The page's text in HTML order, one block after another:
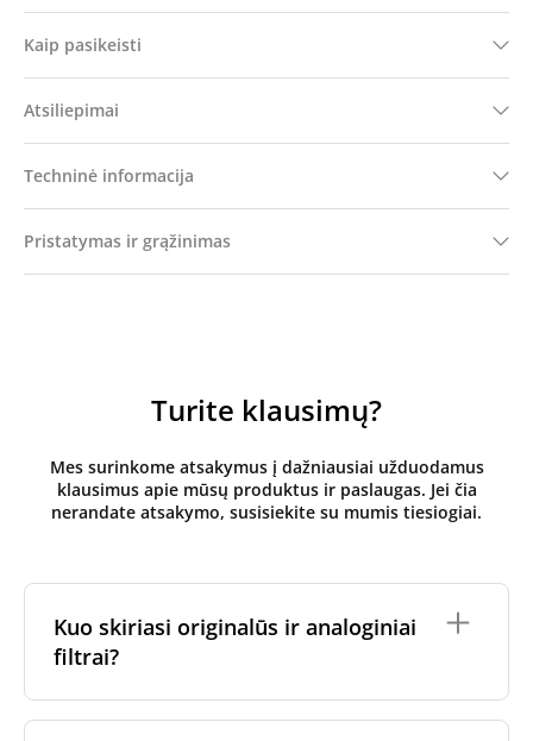
Kaip pasikeisti
Atsiliepimai
Techninė informacija
Pristatymas ir grąžinimas
Turite klausimų?
Mes surinkome atsakymus į dažniausiai užduodamus
klausimus apie mūsų produktus ir paslaugas. Jei čia
nerandate atsakymo, susisiekite su mumis tiesiogiai.
Kuo skiriasi originalūs ir analoginiai
filtrai?